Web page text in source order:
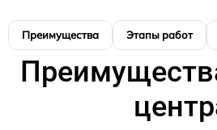
Преимущества Этапы работ